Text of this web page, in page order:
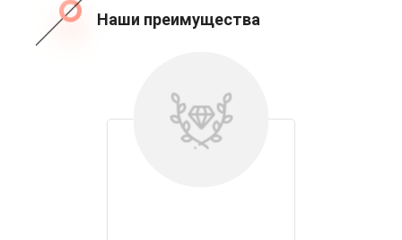
Наши преимущества